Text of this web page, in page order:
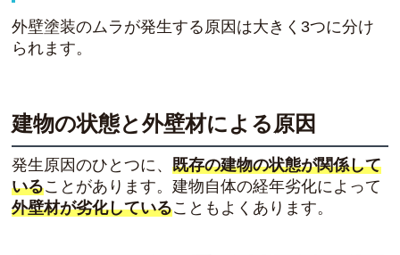
外壁塗装のムラが発生する原因は大きく3つに分け
られます。
建物の状態と外壁材による原因
発生原因のひとつに、既存の建物の状態が関係して
いることがあります。建物自体の経年劣化によって
外壁材が劣化していることもよくあります。